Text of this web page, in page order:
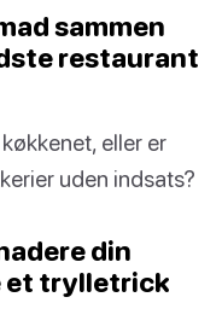
sammen
restaurant
eller er
uden indsats?
din
et trylletrick